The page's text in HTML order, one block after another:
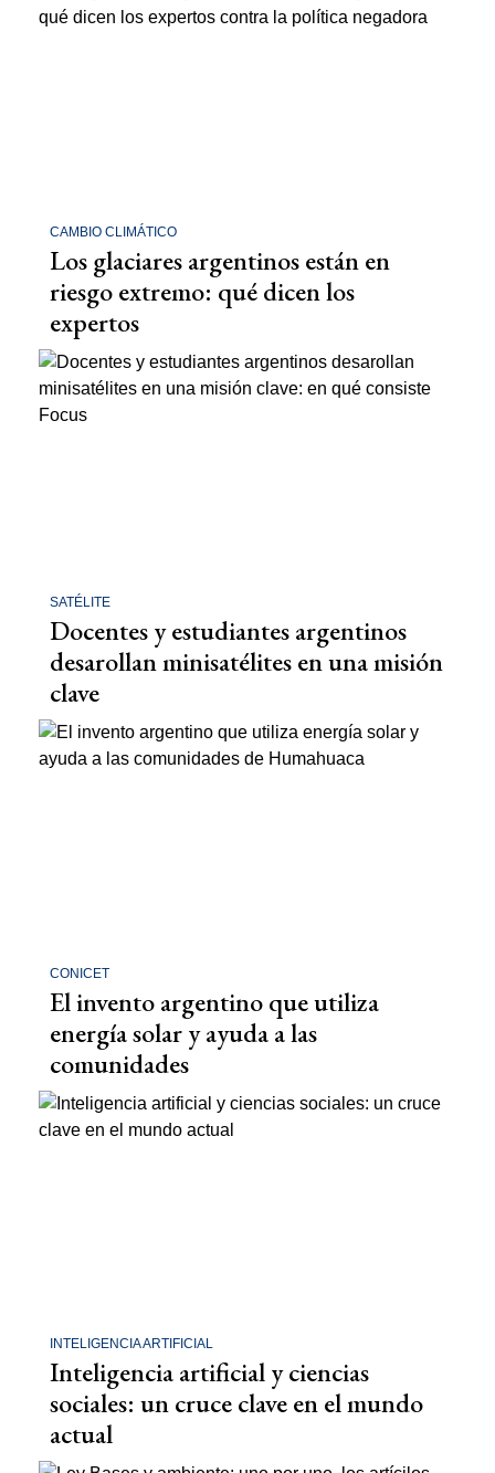
CAMBIO CLIMÁTICO
Los glaciares argentinos están en
riesgo extremo: qué dicen los
expertos
SATÉLITE
Docentes y estudiantes argentinos
desarollan minisatélites en una misión
clave
CONICET
El invento argentino que utiliza
energía solar y ayuda a las
comunidades
INTELIGENCIA ARTIFICIAL
Inteligencia artificial y ciencias
sociales: un cruce clave en el mundo
actual